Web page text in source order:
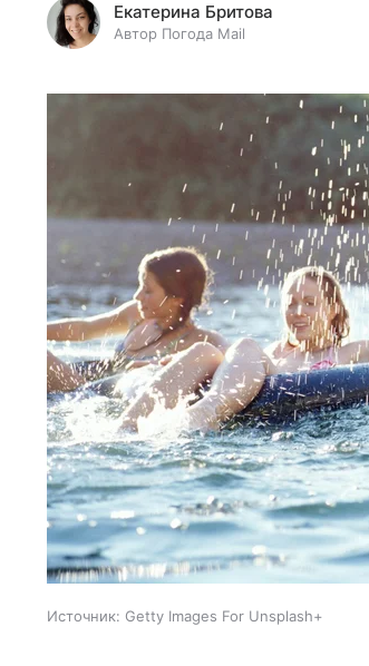
Екатерина Бритова
Автор Погода Mail
Источник: Getty Images For Unsplash+